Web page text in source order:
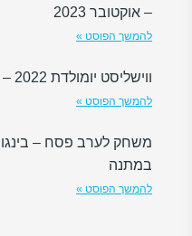
– אוקטובר 2023
להמשך הפוסט »
ווישליסט יומולדת 2022 – גיל 40 הגדול
להמשך הפוסט »
משחק לערב פסח – בינגו
במתנה
להמשך הפוסט »